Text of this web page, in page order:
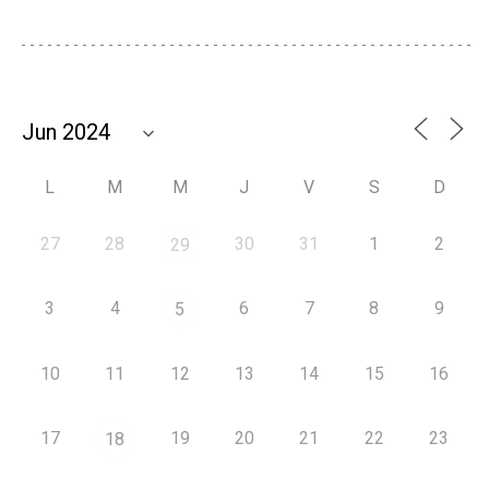
L M M J V S D
27 28 29 30 31 1 2
3 4 5 6 7 8 9
10 11 12 13 14 15 16
17 18 19 20 21 22 23